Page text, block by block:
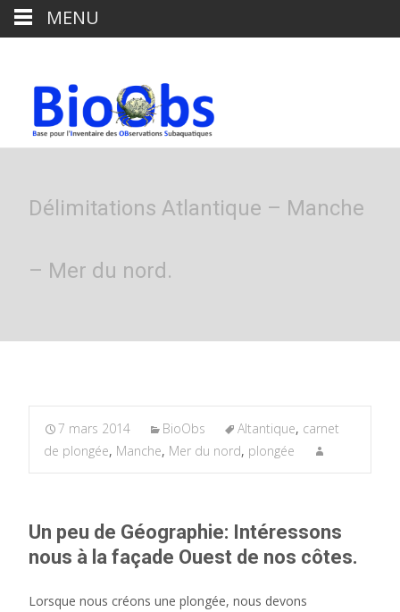
Délimitations Atlantique – Manche
– Mer du nord.
7 mars 2014 BioObs Altantique, carnet
de plongée, Manche, Mer du nord, plongée
Un peu de Géographie: Intéressons
nous à la façade Ouest de nos côtes.
Lorsque nous créons une plongée, nous devons
MENU